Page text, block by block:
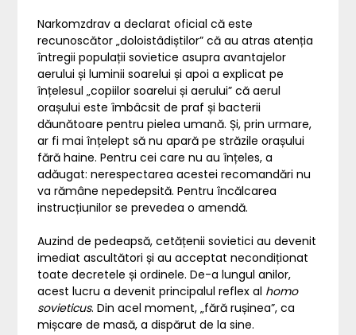
Narkomzdrav a declarat oficial că este
recunoscător „doloistâdiștilor” că au atras atenția
întregii populații sovietice asupra avantajelor
aerului și luminii soarelui și apoi a explicat pe
înțelesul „copiilor soarelui și aerului” că aerul
orașului este îmbâcsit de praf și bacterii
dăunătoare pentru pielea umană. Și, prin urmare,
ar fi mai înțelept să nu apară pe străzile orașului
fără haine. Pentru cei care nu au înțeles, a
adăugat: nerespectarea acestei recomandări nu
va rămâne nepedepsită. Pentru încălcarea
instrucțiunilor se prevedea o amendă.
Auzind de pedeapsă, cetățenii sovietici au devenit
imediat ascultători și au acceptat necondiționat
toate decretele și ordinele. De-a lungul anilor,
acest lucru a devenit principalul reflex al homo
sovieticus. Din acel moment, „fără rușinea”, ca
mișcare de masă, a dispărut de la sine.